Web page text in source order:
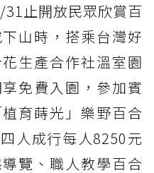
止開放民眾欣賞百
山時，搭乘台灣好
生產合作社溫室園
免費入園，參加賓
育蒔光」樂野百合
人成行每人8250元
覽、職人教學百合